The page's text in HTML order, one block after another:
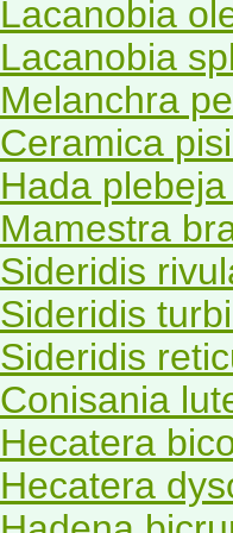
Lacanobia
Lacanobia
Melanchra
Ceramica
Hada
Mamestra
Sideridis
Sideridis
Sideridis
Conisania
Hecatera
Hecatera